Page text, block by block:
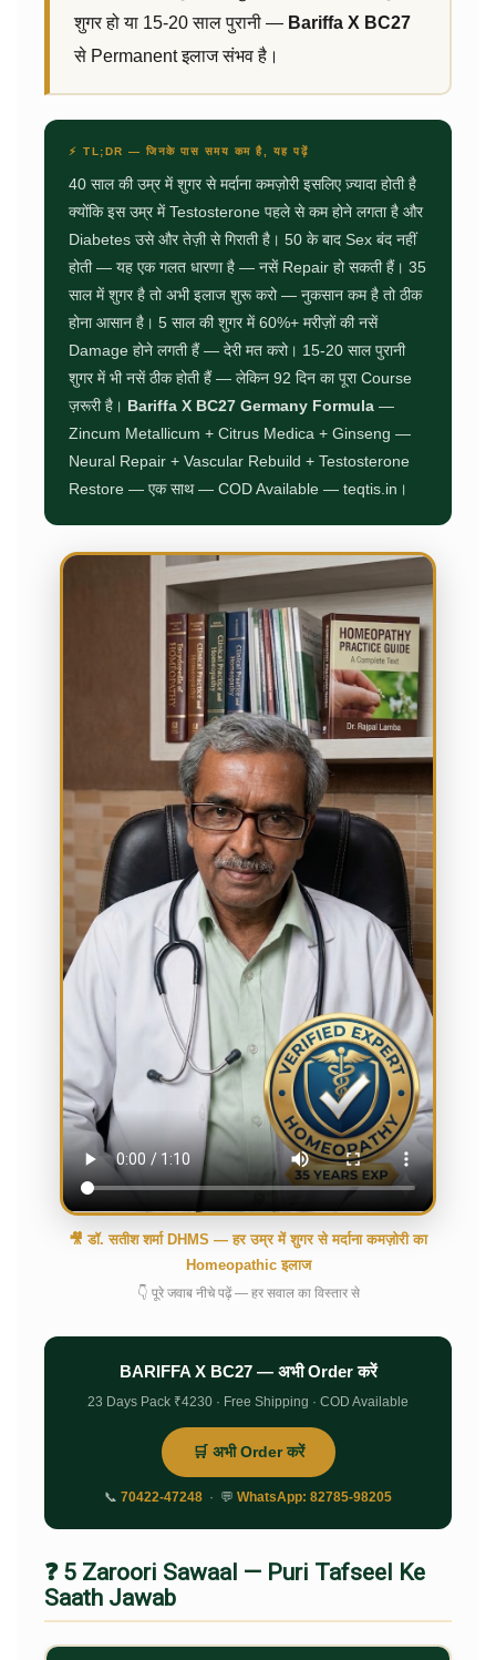
शुगर हो या 15-20 साल पुरानी — Bariffa X BC27
से Permanent इलाज संभव है।
⚡ TL;DR — जिनके पास समय कम है, यह पढ़ें
40 साल की उम्र में शुगर से मर्दाना कमज़ोरी इसलिए ज़्यादा होती है
क्योंकि इस उम्र में Testosterone पहले से कम होने लगता है और
Diabetes उसे और तेज़ी से गिराती है। 50 के बाद Sex बंद नहीं
होती — यह एक गलत धारणा है — नसें Repair हो सकती हैं। 35
साल में शुगर है तो अभी इलाज शुरू करो — नुकसान कम है तो ठीक
होना आसान है। 5 साल की शुगर में 60%+ मरीज़ों की नसें
Damage होने लगती हैं — देरी मत करो। 15-20 साल पुरानी
शुगर में भी नसें ठीक होती हैं — लेकिन 92 दिन का पूरा Course
ज़रूरी है। Bariffa X BC27 Germany Formula —
Zincum Metallicum + Citrus Medica + Ginseng —
Neural Repair + Vascular Rebuild + Testosterone
Restore — एक साथ — COD Available — teqtis.in।
🎥 डॉ. सतीश शर्मा DHMS — हर उम्र में शुगर से मर्दाना कमज़ोरी का
Homeopathic इलाज
👇 पूरे जवाब नीचे पढ़ें — हर सवाल का विस्तार से
BARIFFA X BC27 — अभी Order करें
23 Days Pack ₹4230 · Free Shipping · COD Available
🛒 अभी Order करें
📞 70422-47248 · 💬 WhatsApp: 82785-98205
❓ 5 Zaroori Sawaal — Puri Tafseel Ke
Saath Jawab